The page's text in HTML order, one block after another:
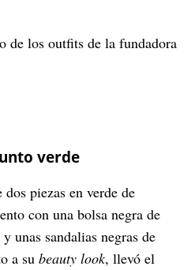
de los outfits de la fundadora
verde
piezas en verde de
con una bolsa negra de
y unas sandalias negras de
a su beauty look, llevó el